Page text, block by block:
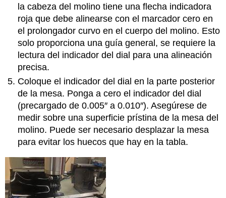
la cabeza del molino tiene una flecha indicadora
roja que debe alinearse con el marcador cero en
el prolongador curvo en el cuerpo del molino. Esto
solo proporciona una guía general, se requiere la
lectura del indicador del dial para una alineación
precisa.
Coloque el indicador del dial en la parte posterior
de la mesa. Ponga a cero el indicador del dial
(precargado de 0.005″ a 0.010″). Asegúrese de
medir sobre una superficie prístina de la mesa del
molino. Puede ser necesario desplazar la mesa
para evitar los huecos que hay en la tabla.